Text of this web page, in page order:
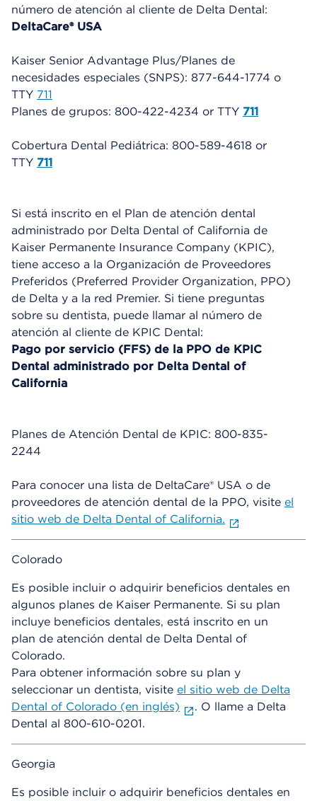
número de atención al cliente de Delta Dental:
DeltaCare® USA
Kaiser Senior Advantage Plus/Planes de
necesidades especiales (SNPS): 877-644-1774 o
TTY 711
Planes de grupos: 800-422-4234 or TTY 711
Cobertura Dental Pediátrica: 800-589-4618 or
TTY 711
Si está inscrito en el Plan de atención dental
administrado por Delta Dental of California de
Kaiser Permanente Insurance Company (KPIC),
tiene acceso a la Organización de Proveedores
Preferidos (Preferred Provider Organization, PPO)
de Delta y a la red Premier. Si tiene preguntas
sobre su dentista, puede llamar al número de
atención al cliente de KPIC Dental:
Pago por servicio ( FFS) de la PPO de KPIC
Dental administrado por Delta Dental of
California
Planes de Atención Dental de KPIC: 800-835-
2244
Para conocer una lista de DeltaCare® USA o de
proveedores de atención dental de la PPO, visite el
sitio web de Delta Dental of California.
Colorado
Es posible incluir o adquirir beneficios dentales en
algunos planes de Kaiser Permanente. Si su plan
incluye beneficios dentales, está inscrito en un
plan de atención dental de Delta Dental of
Colorado.
Para obtener información sobre su plan y
seleccionar un dentista, visite el sitio web de Delta
Dental of Colorado (en inglés)
. O llame a Delta
Dental al 800-610-0201.
Georgia
Es posible incluir o adquirir beneficios dentales en